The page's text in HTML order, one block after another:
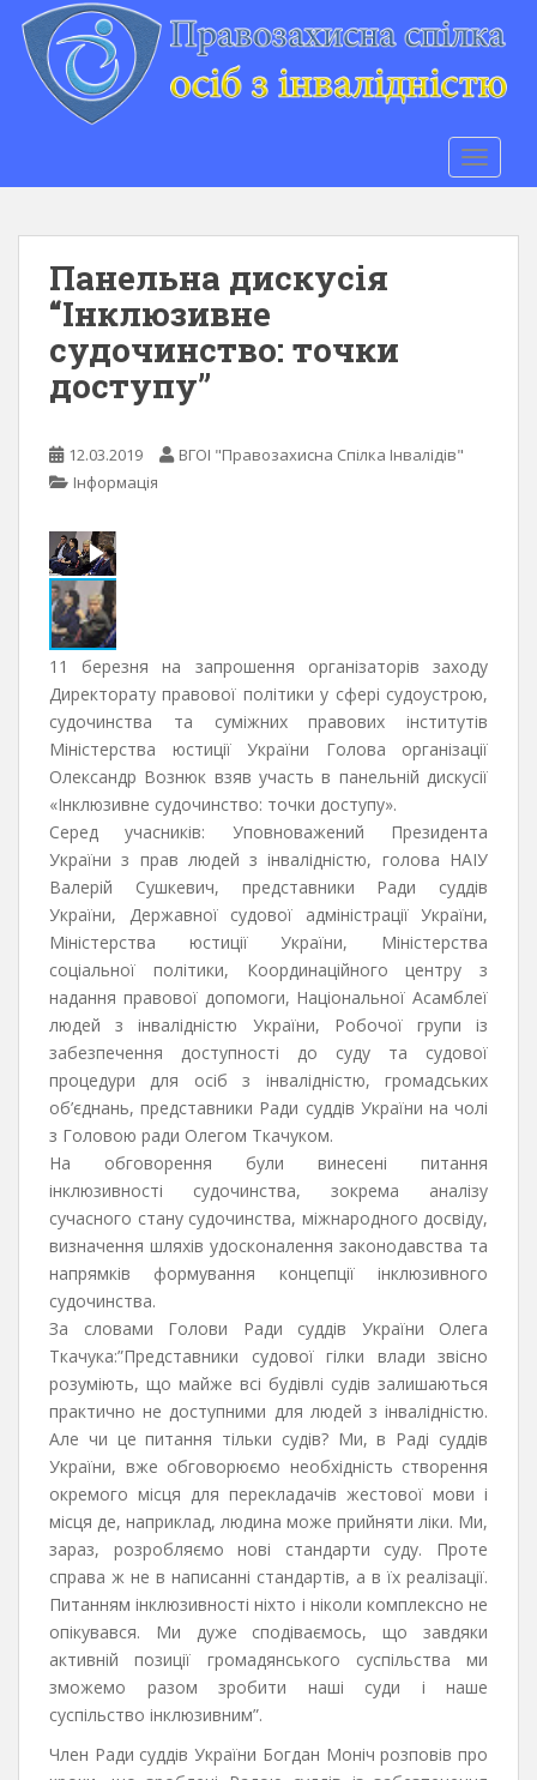
Панельна дискусія
“Інклюзивне
судочинство: точки
доступу”
12.03.2019
ВГОІ "Правозахисна Спілка Інвалідів"
Інформація
11 березня на запрошення організаторів заходу
Директорату правової політики у сфері судоустрою,
судочинства та суміжних правових інститутів
Міністерства юстиції України Голова організації
Олександр Вознюк взяв участь в панельній дискусії
«Інклюзивне судочинство: точки доступу».
Серед учасників: Уповноважений Президента
України з прав людей з інвалідністю, голова НАІУ
Валерій Сушкевич, представники Ради суддів
України, Державної судової адміністрації України,
Міністерства юстиції України, Міністерства
соціальної політики, Координаційного центру з
надання правової допомоги, Національної Асамблеї
людей з інвалідністю України, Робочої групи із
забезпечення доступності до суду та судової
процедури для осіб з інвалідністю, громадських
об’єднань, представники Ради суддів України на чолі
з Головою ради Олегом Ткачуком.
На обговорення були винесені питання
інклюзивності судочинства, зокрема аналізу
сучасного стану судочинства, міжнародного досвіду,
визначення шляхів удосконалення законодавства та
напрямків формування концепції інклюзивного
судочинства.
За словами Голови Ради суддів України Олега
Ткачука:”Представники судової гілки влади звісно
розуміють, що майже всі будівлі судів залишаються
практично не доступними для людей з інвалідністю.
Але чи це питання тільки судів? Ми, в Раді суддів
України, вже обговорюємо необхідність створення
окремого місця для перекладачів жестової мови і
місця де, наприклад, людина може прийняти ліки. Ми,
зараз, розробляємо нові стандарти суду. Проте
справа ж не в написанні стандартів, а в їх реалізації.
Питанням інклюзивності ніхто і ніколи комплексно не
опікувався. Ми дуже сподіваємось, що завдяки
активній позиції громадянського суспільства ми
зможемо разом зробити наші суди і наше
суспільство інклюзивним”.
Член Ради суддів України Богдан Моніч розповів про